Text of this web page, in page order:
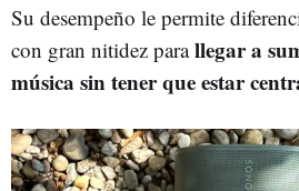
Su desempeño le permite
con gran nitidez parallegar a
música sin tener que estar